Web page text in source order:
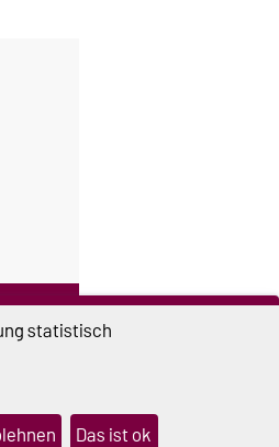
statistisch
Das ist ok